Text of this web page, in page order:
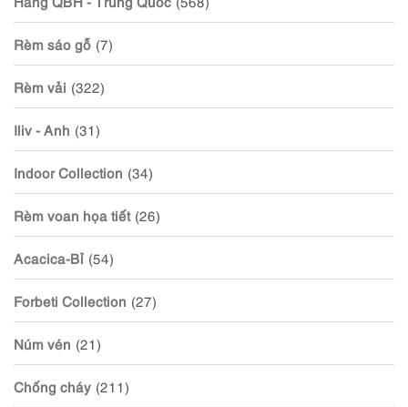
Rèm sáo gỗ (7)
Rèm vải (322)
Iliv - Anh (31)
Indoor Collection (34)
Rèm voan họa tiết (26)
Acacica-Bỉ (54)
Forbeti Collection (27)
Núm vén (21)
Chống cháy (211)